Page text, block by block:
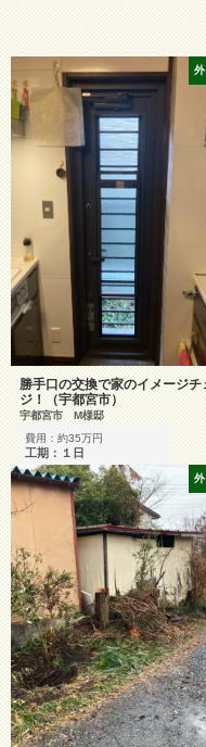
外
勝手口の交換で家のイメージチ
ジ！（宇都宮市）
宇都宮市 M様邸
費用：約35万円
工期：１日
外